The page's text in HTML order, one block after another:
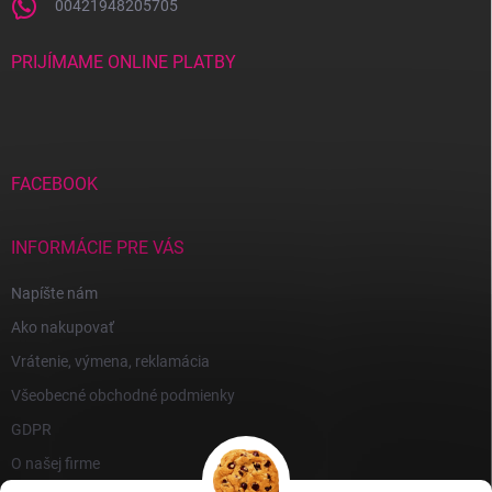
00421948205705
PRIJÍMAME ONLINE PLATBY
FACEBOOK
INFORMÁCIE PRE VÁS
Napíšte nám
Ako nakupovať
Vrátenie, výmena, reklamácia
Všeobecné obchodné podmienky
GDPR
O našej firme